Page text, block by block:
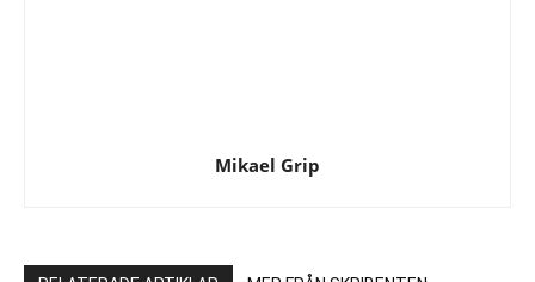
Mikael Grip